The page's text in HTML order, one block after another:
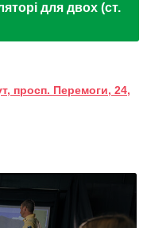
для двох (ст.
просп. Перемоги, 24,